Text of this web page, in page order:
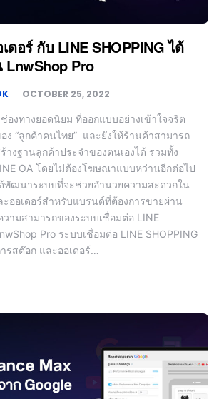
ดอร์ กับ LINE SHOPPING ได้
Pro
OCTOBER 25, 2022
องทางยอดนิยม ที่ออกแบบอย่างเข้าใจจริต
ง “ลูกค้าคนไทย” และยังให้ร้านค้าสามารถ
างฐานลูกค้าประจำของตนเองได้ รวมทั้ง
OA โดยไม่ต้องโฆษณาแบบหว่านอีกต่อไป
พัฒนาระบบที่จะช่วยอำนวยความสะดวกใน
ะออเดอร์สำหรับแบรนด์ที่ต้องการขายผ่าน
วามสามารถของระบบเชื่อมต่อ LINE
Pro ระบบเชื่อมต่อ LINE SHOPPING
รสต๊อก และออเดอร์…